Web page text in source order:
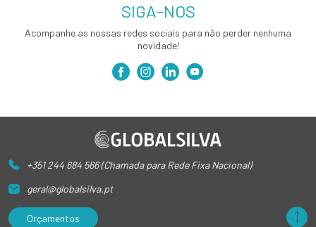
SIGA-NOS
Acompanhe as nossas redes sociais para não perder nenhuma
novidade!
+351 244 684 566 (Chamada para Rede Fixa Nacional)
geral@globalsilva.pt
Orçamentos